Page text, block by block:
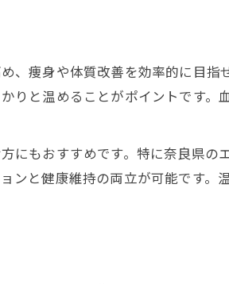
テサロンで始める温活ダイエット
を求めるなら温活が鍵
ン温活で基礎代謝アップの理由
、痩身や体質改善を効率的に目指
りと温めることがポイントです。
にもおすすめです。特に奈良県の
と健康維持の両立が可能です。